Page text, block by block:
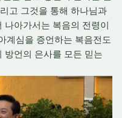
고 그것을 통해 하나님과
나아가서는 복음의 전령이
계심을 증언하는 복음전도
방언의 은사를 모든 믿는